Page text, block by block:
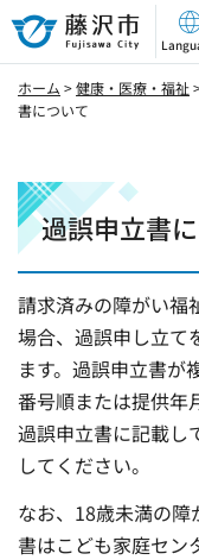
藤沢市
ホーム >健康・医療・福祉
書について
過誤申立書
請求済みの障がい福
場合、過誤申し立て
ます。過誤申立書が
番号順または提供年
過誤申立書に記載し
してください。
なお、18歳未満の
書はこども家庭セン